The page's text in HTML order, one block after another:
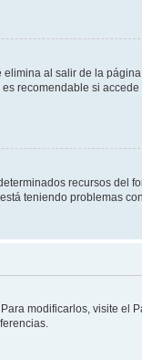
al salir de la
recomendable si
recursos del
teniendo problemas
modificarlos, visite el